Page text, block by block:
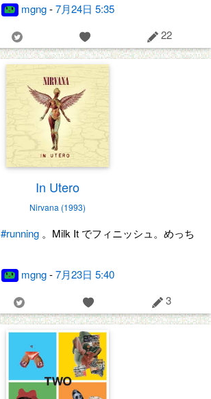
mgng-7月24日 5:35
22
In Utero
Nirvana (1993)
#running 。Milk It でフィニッシュ。めっち
mgng-7月23日 5:40
3